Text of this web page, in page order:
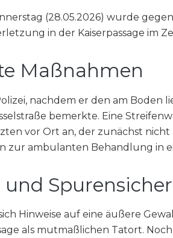
(28.05.2026) wurde
in der Kaiserpassage im
Maßnahmen
nachdem er den am Boden
bemerkte. Eine
vor Ort an, der zunächst nicht
zur ambulanten Behandlung in
Hinweise auf eine äußere
als mutmaßlichen Tatort.